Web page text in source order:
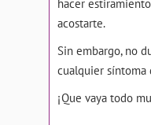
hacer
acostarte.
Sin embargo, no
cualquier síntoma
¡Que vaya todo